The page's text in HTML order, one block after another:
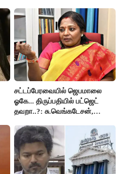
சட்டப்பேரவையில் ஜெபமாலை
ஓகே... திருப்பதியில் பட்ஜெட்
தவறா..?: சு.வெங்கடேசன்,
கேள்வி..!